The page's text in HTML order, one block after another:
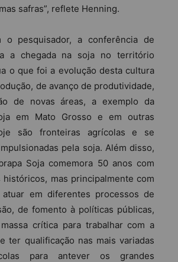
safras”, reflete Henning.
o pesquisador, a conferência de
a chegada na soja no território
o que foi a evolução desta cultura
de avanço de produtividade,
de novas áreas, a exemplo da
em Mato Grosso e em outras
são fronteiras agrícolas e se
pela soja. Além disso,
Soja comemora 50 anos com
históricos, mas principalmente com
em diferentes processos de
de fomento à políticas públicas,
crítica para trabalhar com a
ter qualificação nas mais variadas
para antever os grandes